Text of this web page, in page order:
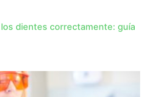
dientes correctamente: guía